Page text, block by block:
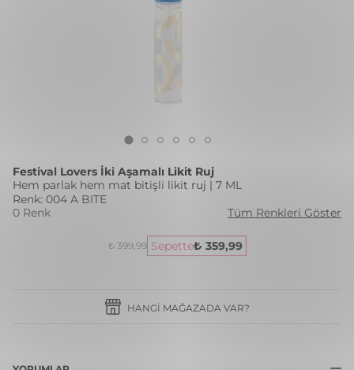
Festival Lovers İki Aşamalı Likit Ruj
Hem parlak hem mat bitişli likit ruj | 7 ML
Renk: 004 A BITE
0 Renk
Tüm Renkleri Göster
₺ 399,99 Sepette₺ 359,99
HANGI MAĞAZADA VAR?